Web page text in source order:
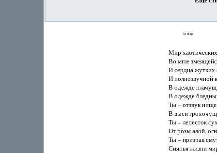
          ***
Мир
Во мгле
И сердца жутких
И полнозвучной
В одежде
В одежде
Ты – отзвук
В выси
Ты – лепесток
От розы алой,
Ты – призрак
Сиянья жизни